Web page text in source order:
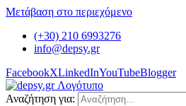
Μετάβαση στο περιεχόμενο
(+30) 210 6993276
info@depsy.gr
FacebookXLinkedInYouTubeBlogger
Αναζήτηση για: